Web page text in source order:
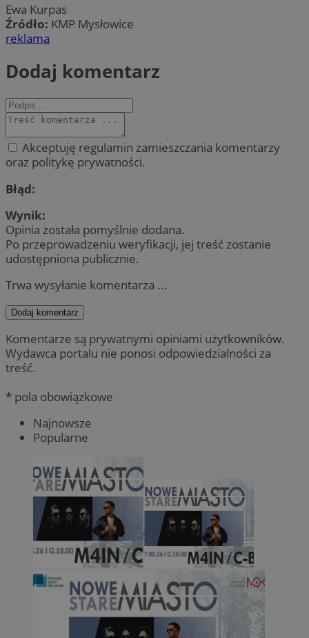
Ewa Kurpas
Źródło: KMP Mysłowice
reklama
Dodaj komentarz
Akceptuję regulamin zamieszczania komentarzy
oraz politykę prywatności.
Błąd:
Wynik:
Opinia została pomyślnie dodana.
Po przeprowadzeniu weryfikacji, jej treść zostanie
udostępniona publicznie.
Trwa wysyłanie komentarza ...
Dodaj komentarz
Komentarze są prywatnymi opiniami użytkowników.
Wydawca portalu nie ponosi odpowiedzialności za
treść.
* pola obowiązkowe
Najnowsze
Popularne